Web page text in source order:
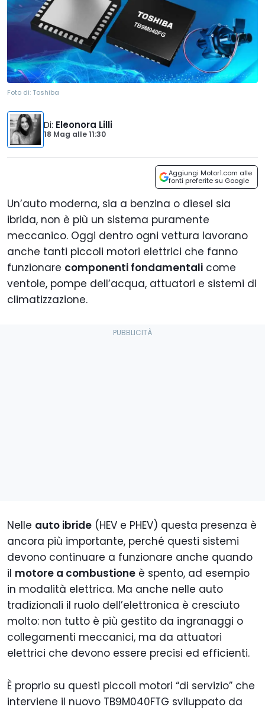
Foto di: Toshiba
Di: Eleonora Lilli
18 Mag alle11:30
Aggiungi Motor1.com alle
fonti preferite su Google
Un’auto moderna, sia a benzina o diesel sia
ibrida, non è più un sistema puramente
meccanico. Oggi dentro ogni vettura lavorano
anche tanti piccoli motori elettrici che fanno
funzionare componenti fondamentali come
ventole, pompe dell’acqua, attuatori e sistemi di
climatizzazione.
Nelle auto ibride (HEV e PHEV) questa presenza è
ancora più importante, perché questi sistemi
devono continuare a funzionare anche quando
il motore a combustione è spento, ad esempio
in modalità elettrica. Ma anche nelle auto
tradizionali il ruolo dell’elettronica è cresciuto
molto: non tutto è più gestito da ingranaggi o
collegamenti meccanici, ma da attuatori
elettrici che devono essere precisi ed efficienti.
È proprio su questi piccoli motori “di servizio” che
interviene il nuovo TB9M040FTG sviluppato da